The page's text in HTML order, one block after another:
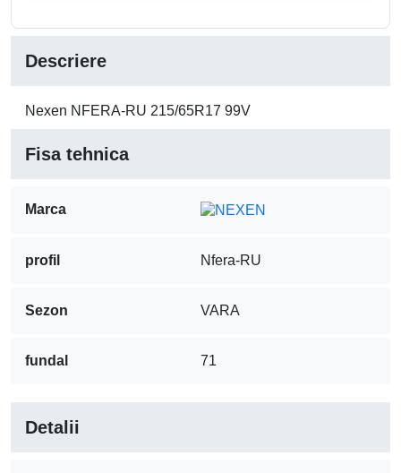
Descriere
Nexen NFERA-RU 215/65R17 99V
Fisa tehnica
Marca
profil Nfera-RU
Sezon VARA
fundal 71
Detalii